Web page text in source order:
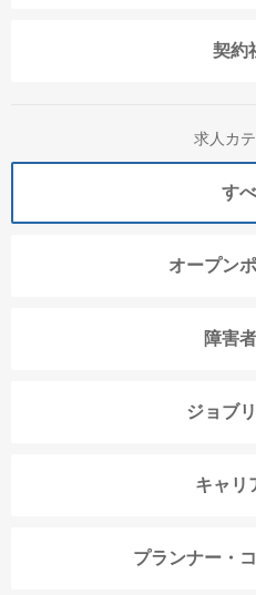
契約
求人カ
す
オープン
障害
ジョブ
キャリ
プランナー・